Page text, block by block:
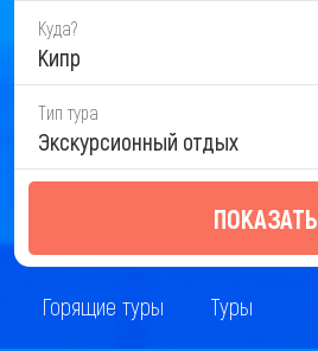
Куда?
Кипр
Тип тура
Экскурсионный отдых
ПОКАЗАТЬ
Горящие туры Туры